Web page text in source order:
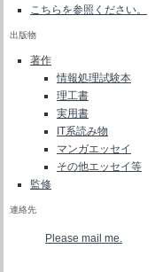
こちらを参照ください。
出版物
著作
情報処理試験本
理工書
実用書
IT系読み物
マンガエッセイ
その他エッセイ等
監修
連絡先
Please mail me.